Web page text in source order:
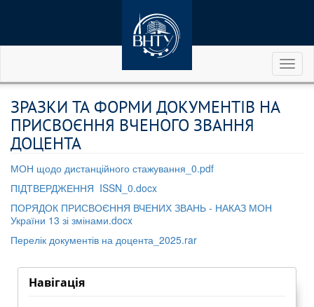
ЗРАЗКИ ТА ФОРМИ ДОКУМЕНТІВ НА
ПРИСВОЄННЯ ВЧЕНОГО ЗВАННЯ
ДОЦЕНТА
МОН щодо дистанційного стажування_0.pdf
ПІДТВЕРДЖЕННЯ ISSN_0.docx
ПОРЯДОК ПРИСВОЄННЯ ВЧЕНИХ ЗВАНЬ - НАКАЗ МОН
України 13 зі змінами.docx
Перелік документів на доцента_2025.rar
Навігація